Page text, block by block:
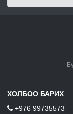
ХОЛБОО БАРИХ
+976 99735573